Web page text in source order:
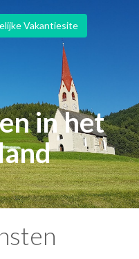
Vakantiesite
in het